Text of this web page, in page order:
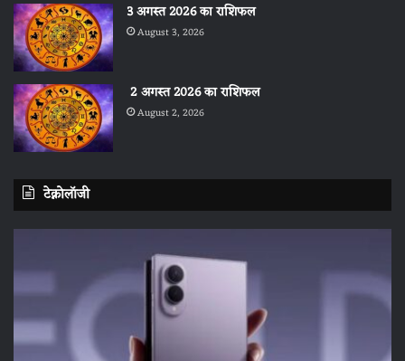
3 अगस्त 2026 का राशिफल
August 3, 2026
2 अगस्त 2026 का राशिफल
August 2, 2026
टेक्नोलॉजी